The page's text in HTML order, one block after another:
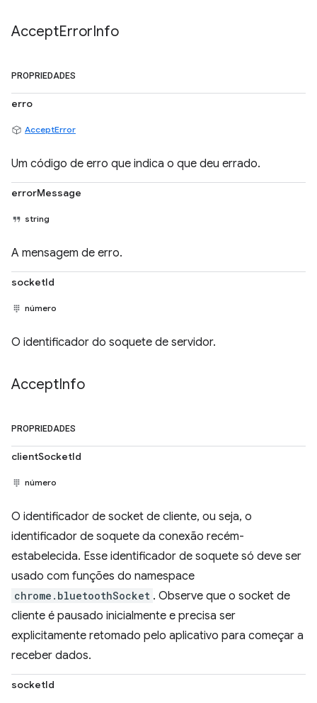
AcceptErrorInfo
PROPRIEDADES
erro
AcceptError
Um código de erro que indica o que deu errado.
errorMessage
string
A mensagem de erro.
socketId
número
O identificador do soquete de servidor.
AcceptInfo
PROPRIEDADES
clientSocketId
número
O identificador de socket de cliente, ou seja, o
identificador de soquete da conexão recém-
estabelecida. Esse identificador de soquete só deve ser
usado com funções do namespace
chrome.bluetoothSocket . Observe que o socket de
cliente é pausado inicialmente e precisa ser
explicitamente retomado pelo aplicativo para começar a
receber dados.
socketId